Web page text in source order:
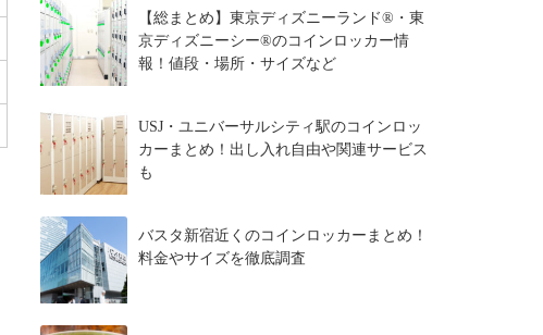
【総まとめ】東京ディズニーランド®・東
京ディズニーシー®のコインロッカー情
報！値段・場所・サイズなど
USJ・ユニバーサルシティ駅のコインロッ
カーまとめ！出し入れ自由や関連サービス
も
バスタ新宿近くのコインロッカーまとめ！
料金やサイズを徹底調査